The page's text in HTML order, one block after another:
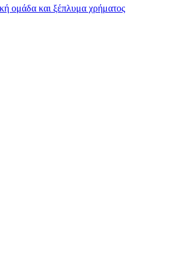
ομάδα και ξέπλυμα χρήματος